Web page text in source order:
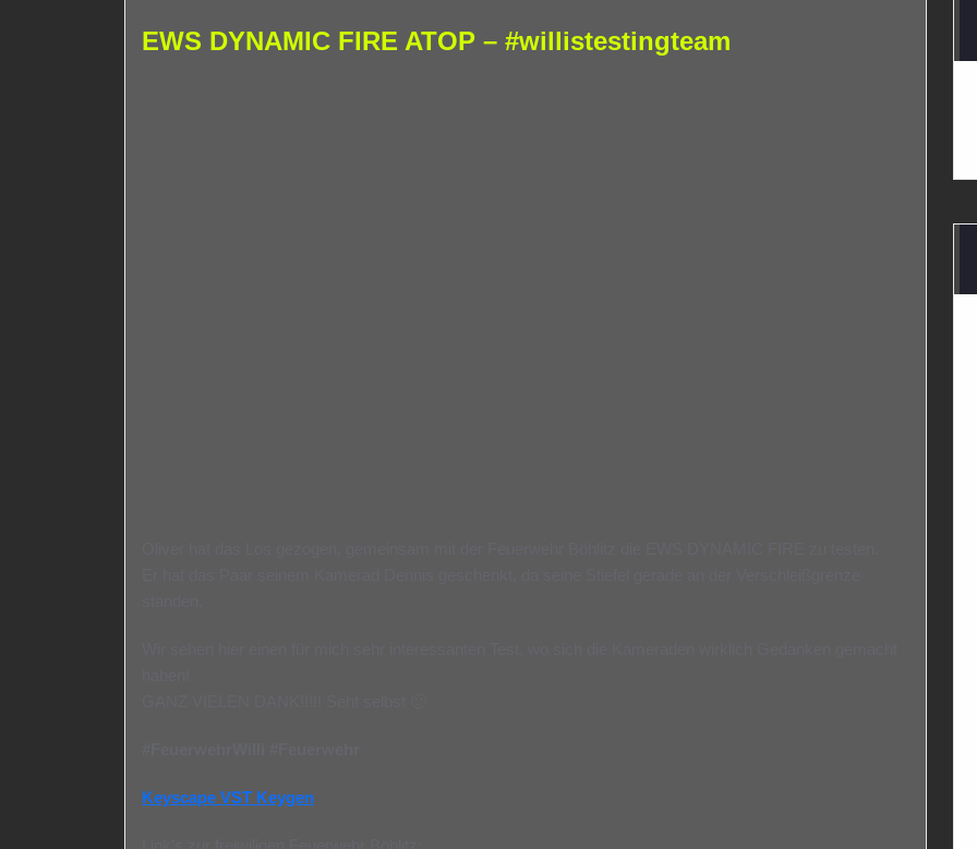
EWS DYNAMIC FIRE ATOP – #willistestingteam
Keyscape VST Keygen